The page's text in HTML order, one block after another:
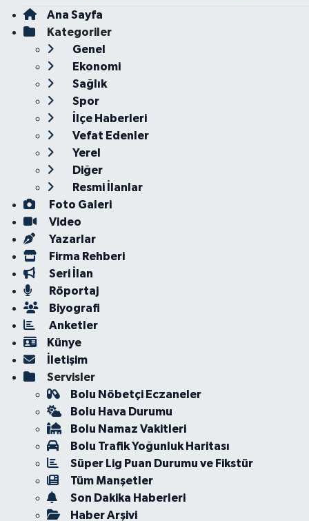
Ana Sayfa
Kategoriler
Genel
Ekonomi
Sağlık
Spor
İlçe Haberleri
Vefat Edenler
Yerel
Diğer
Resmi İlanlar
Foto Galeri
Video
Yazarlar
Firma Rehberi
Seri İlan
Röportaj
Biyografi
Anketler
Künye
İletişim
Servisler
Bolu Nöbetçi Eczaneler
Bolu Hava Durumu
Bolu Namaz Vakitleri
Bolu Trafik Yoğunluk Haritası
Süper Lig Puan Durumu ve Fikstür
Tüm Manşetler
Son Dakika Haberleri
Haber Arşivi